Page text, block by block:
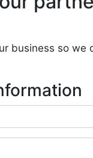
business so we